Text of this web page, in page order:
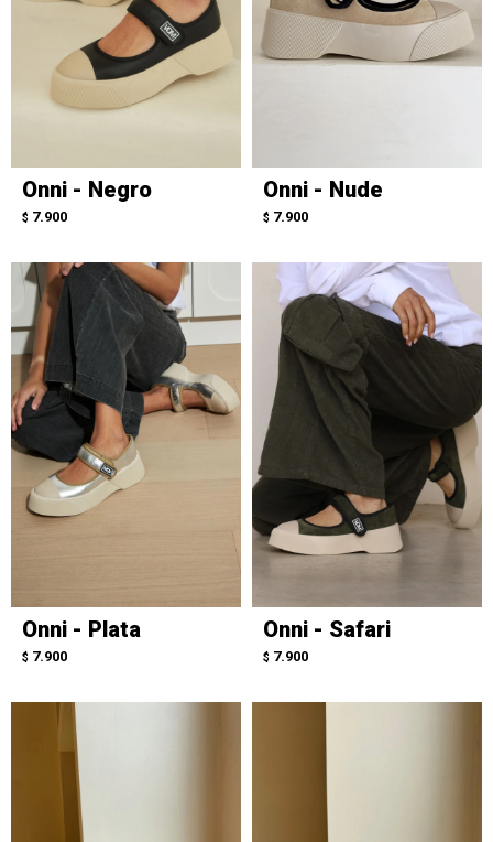
Onni - Negro
$ 7.900
Onni - Nude
$ 7.900
Onni - Plata
$ 7.900
Onni - Safari
$ 7.900